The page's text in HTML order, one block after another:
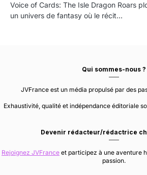
Voice of Cards: The Isle Dragon Roars
un univers de fantasy où le récit…
Qui sommes-nous ?
JVFrance est un média propulsé par des
Exhaustivité, qualité et indépendance éditoriale
Devenir rédacteur/rédactrice
Rejoignez JVFrance et participez à une aventure
passion.